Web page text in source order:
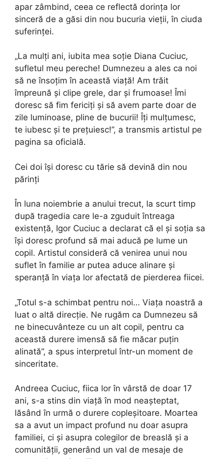
apar zâmbind, ceea ce reflectă dorința lor
sinceră de a găsi din nou bucuria vieții, în ciuda
suferinței.
„La mulți ani, iubita mea soție Diana Cuciuc,
sufletul meu pereche! Dumnezeu a ales ca noi
să ne însoțim în această viață! Am trăit
împreună și clipe grele, dar și frumoase! Îmi
doresc să fim fericiți și să avem parte doar de
zile luminoase, pline de bucurii! Îți mulțumesc,
te iubesc și te prețuiesc!”, a transmis artistul pe
pagina sa oficială.
Cei doi își doresc cu tărie să devină din nou
părinți
În luna noiembrie a anului trecut, la scurt timp
după tragedia care le-a zguduit întreaga
existență, Igor Cuciuc a declarat că el și soția sa
își doresc profund să mai aducă pe lume un
copil. Artistul consideră că venirea unui nou
suflet în familie ar putea aduce alinare și
speranță în viața lor afectată de pierderea fiicei.
„Totul s-a schimbat pentru noi… Viața noastră a
luat o altă direcție. Ne rugăm ca Dumnezeu să
ne binecuvânteze cu un alt copil, pentru ca
această durere imensă să fie măcar puțin
alinată”, a spus interpretul într-un moment de
sinceritate.
Andreea Cuciuc, fiica lor în vârstă de doar 17
ani, s-a stins din viață în mod neașteptat,
lăsând în urmă o durere copleșitoare. Moartea
sa a avut un impact profund nu doar asupra
familiei, ci și asupra colegilor de breaslă și a
comunității, generând un val de mesaje de